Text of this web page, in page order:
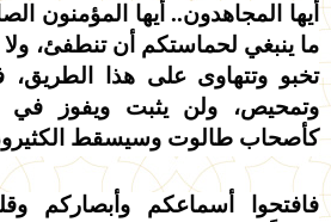
أيها المجاهدون.. أيها المؤمنون
ما ينبغي لحماستكم أن تنطفئ،
تخبو وتتهاوى على هذا الطريق،
وتمحيص، ولن يثبت ويفوز في
كأصحاب طالوت وسيسقط
فافتحوا أسماعكم وأبصاركم